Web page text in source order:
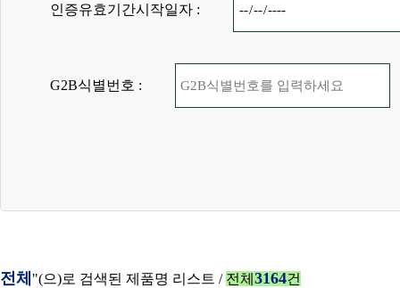
인증유효기간시작일자 :
G2B식별번호 :
전체 "(으)로 검색된 제품명 리스트 / 전체 3164건